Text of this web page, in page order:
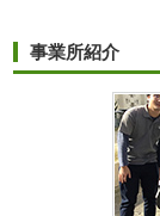
事業所紹介